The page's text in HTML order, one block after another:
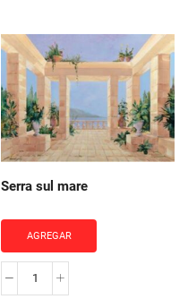
cantidad
Serra sul mare
AGREGAR
Serra